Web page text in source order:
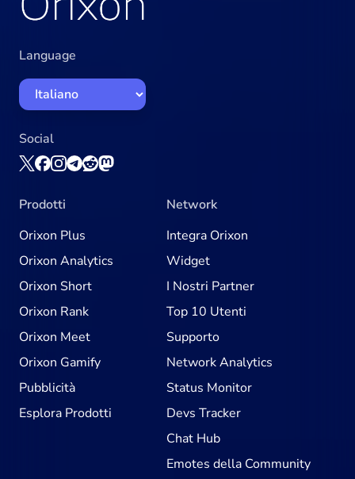
Language
Social
Prodotti
Orixon Plus
Orixon Analytics
Orixon Short
Orixon Rank
Orixon Meet
Orixon Gamify
Pubblicità
Esplora Prodotti
Network
Integra Orixon
Widget
I Nostri Partner
Top 10 Utenti
Supporto
Network Analytics
Status Monitor
Devs Tracker
Chat Hub
Emotes della Community